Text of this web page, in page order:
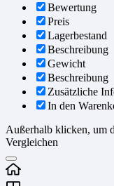
Bewertung
Preis
Lagerbestand
Beschreibung
Gewicht
Beschreibung
Zusätzliche
In den
Außerhalb klicken, um
Vergleichen